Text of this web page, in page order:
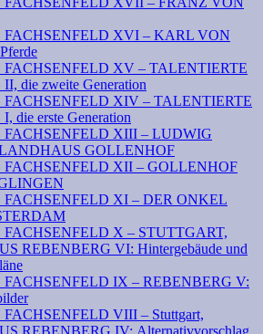
FACHSENFELD XVI – KARL VON
FACHSENFELD XV – TALENTIERTE
die zweite Generation
FACHSENFELD XIV – TALENTIERTE
die erste Generation
FACHSENFELD XIII – LUDWIG
GOLLENHOF
FACHSENFELD XII – GOLLENHOF
FACHSENFELD XI – DER ONKEL
FACHSENFELD X – STUTTGART,
REBENBERG VI: Hintergebäude und
FACHSENFELD IX – REBENBERG V:
FACHSENFELD VIII – Stuttgart,
REBENBERG IV: Alternativvorschlag